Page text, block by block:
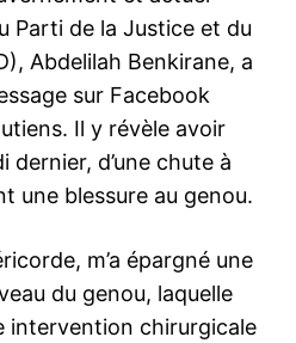
Parti de la Justice et du
Abdelilah Benkirane, a
sur Facebook
Il y révèle avoir
d’une chute à
une blessure au genou.
m’a épargné une
du genou, laquelle
intervention chirurgicale